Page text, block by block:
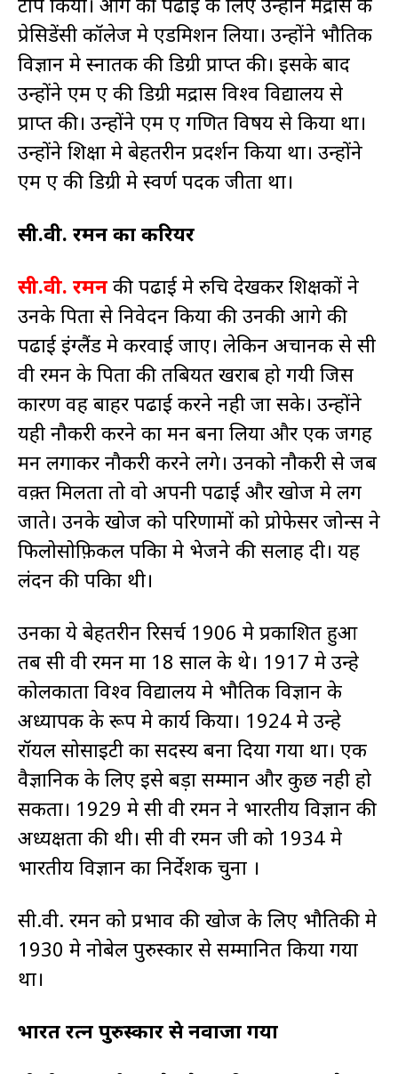
प्रेसिडेंसी कॉलेज मे एडमिशन लिया। उन्होंने भौतिक
विज्ञान मे स्नातक की डिग्री प्राप्त की। इसके बाद
उन्होंने एम ए की डिग्री मद्रास विश्व विद्यालय से
प्राप्त की। उन्होंने एम ए गणित विषय से किया था।
उन्होंने शिक्षा मे बेहतरीन प्रदर्शन किया था। उन्होंने
एम ए की डिग्री मे स्वर्ण पदक जीता था।
सी.वी. रमन का करियर
सी.वी. रमन की पढाई मे रुचि देखकर शिक्षकों ने
उनके पिता से निवेदन किया की उनकी आगे की
पढाई इंग्लैंड मे करवाई जाए। लेकिन अचानक से सी
वी रमन के पिता की तबियत खराब हो गयी जिस
कारण वह बाहर पढाई करने नही जा सके। उन्होंने
यही नौकरी करने का मन बना लिया और एक जगह
मन लगाकर नौकरी करने लगे। उनको नौकरी से जब
वक़्त मिलता तो वो अपनी पढाई और खोज मे लग
जाते। उनके खोज को परिणामों को प्रोफेसर जोन्स ने
फिलोसोफ़िकल पत्रिका मे भेजने की सलाह दी। यह
लंदन की पत्रिका थी।
उनका ये बेहतरीन रिसर्च 1906 मे प्रकाशित हुआ
तब सी वी रमन मात्र 18 साल के थे। 1917 मे उन्हे
कोलकाता विश्व विद्यालय मे भौतिक विज्ञान के
अध्यापक के रूप मे कार्य किया। 1924 मे उन्हे
रॉयल सोसाइटी का सदस्य बना दिया गया था। एक
वैज्ञानिक के लिए इसे बड़ा सम्मान और कुछ नही हो
सकता। 1929 मे सी वी रमन ने भारतीय विज्ञान की
अध्यक्षता की थी। सी वी रमन जी को 1934 मे
भारतीय विज्ञान का निर्देशक चुना ।
सी.वी. रमन को प्रभाव की खोज के लिए भौतिकी मे
1930 मे नोबेल पुरुस्कार से सम्मानित किया गया
था।
भारत रत्न पुरुस्कार से नवाजा गया